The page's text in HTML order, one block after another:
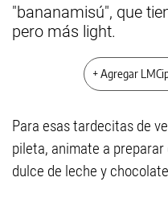
"bananamisú", que
pero más light.
+ Agregar
Para esas tardecitas de
pileta, animate a
dulce de leche y